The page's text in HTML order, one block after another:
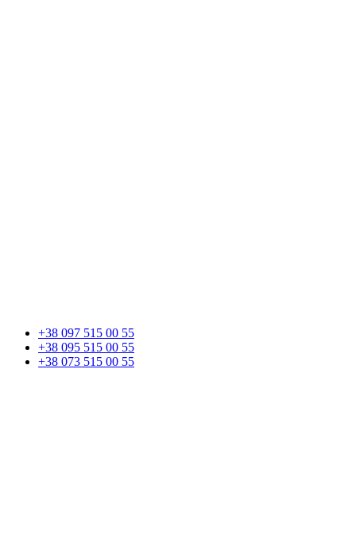
+38 097 515 00 55
+38 095 515 00 55
+38 073 515 00 55